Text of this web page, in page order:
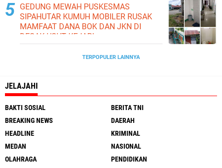
GEDUNG MEWAH PUSKESMAS
SIPAHUTAR KUMUH MOBILER RUSAK
MAMFAAT DANA BOK DAN JKN DI
DESAK USUT KEJARI
TERPOPULER LAINNYA
JELAJAHI
BAKTI SOSIAL
BERITA TNI
BREAKING NEWS
DAERAH
HEADLINE
KRIMINAL
MEDAN
NASIONAL
OLAHRAGA
PENDIDIKAN